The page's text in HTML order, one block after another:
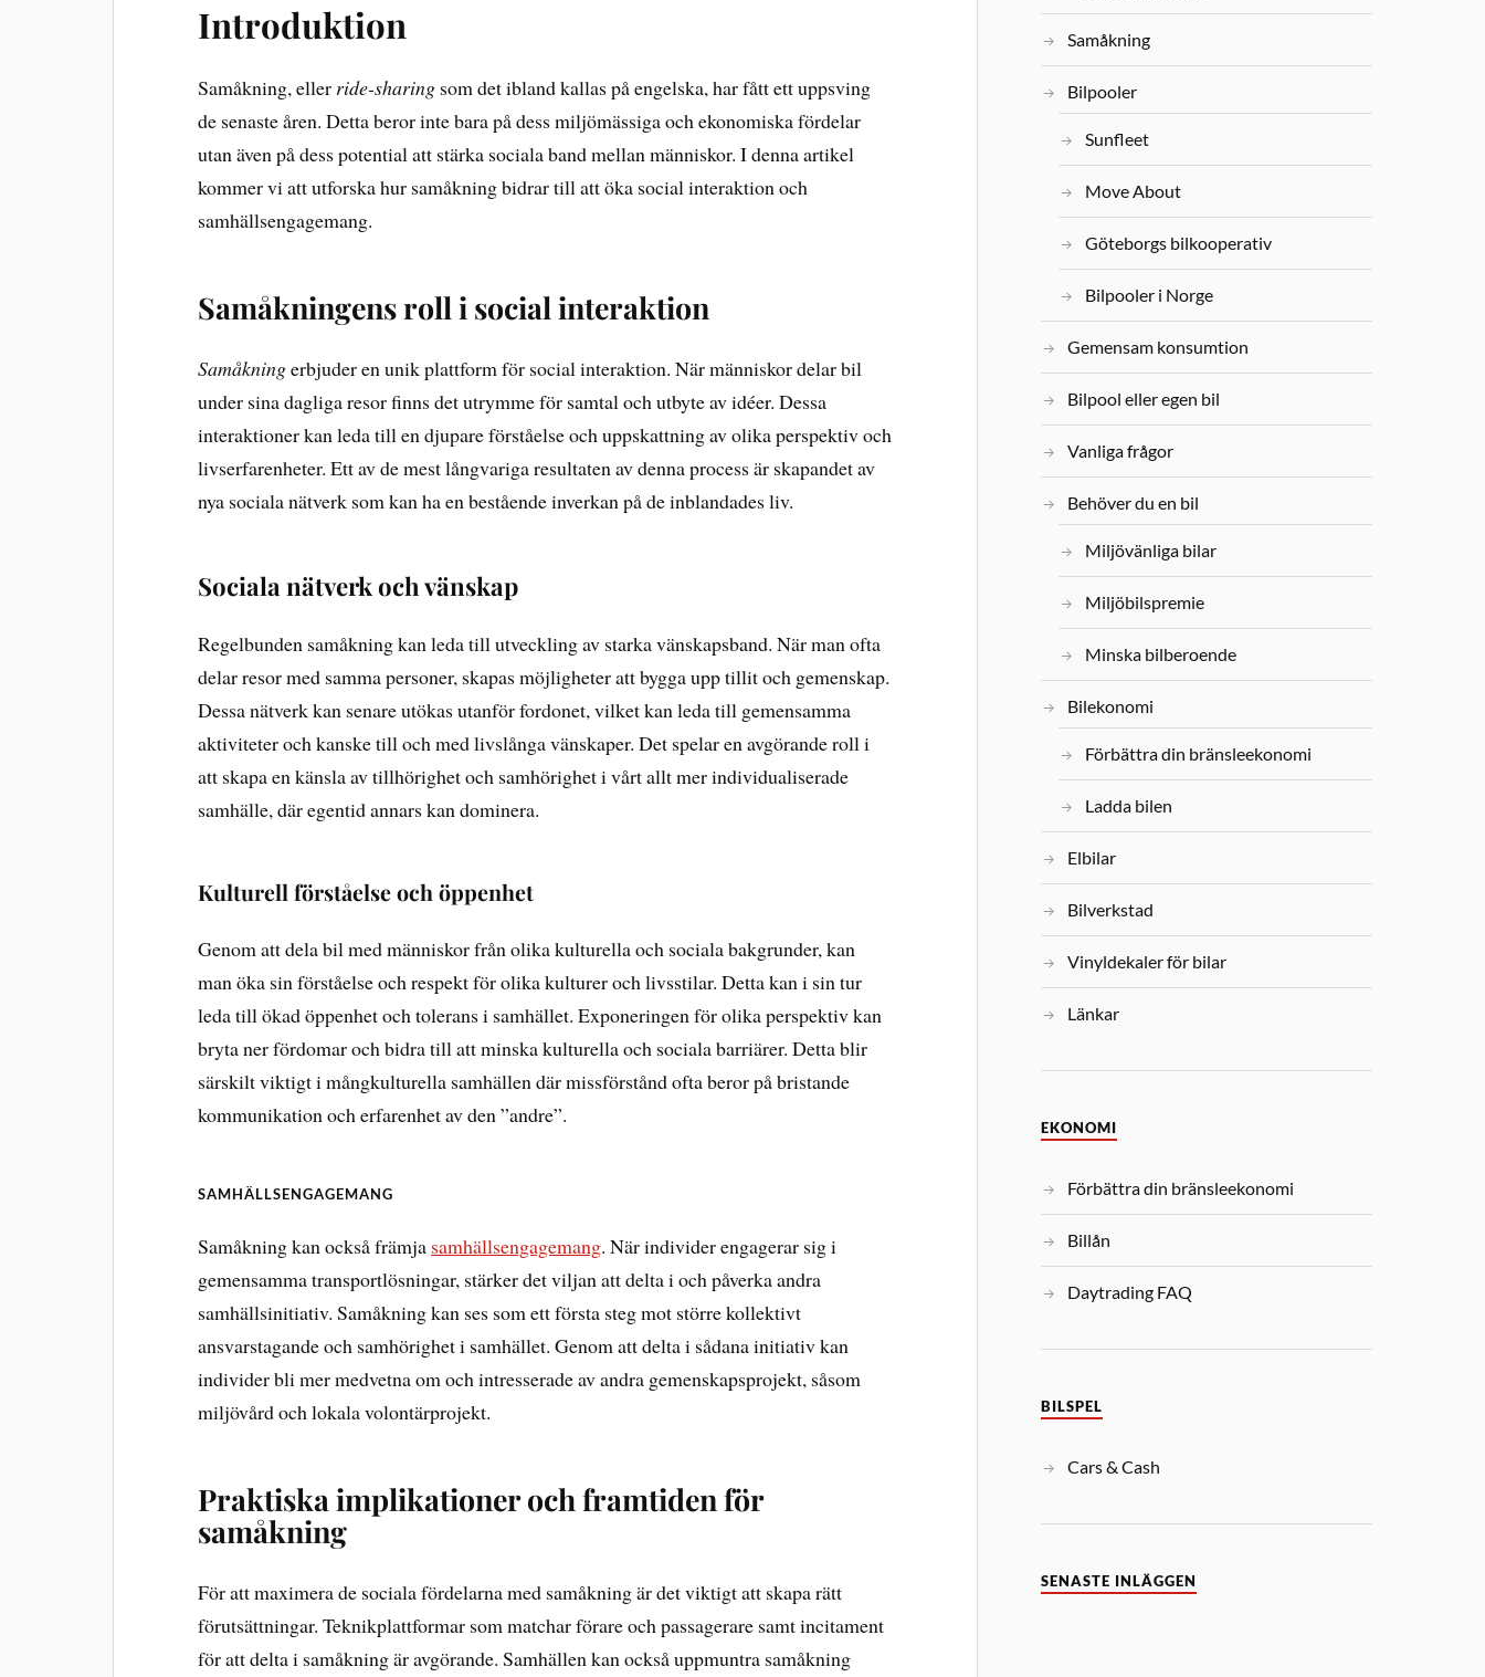
Introduktion
Samåkning, eller ride-sharing som det ibland kallas på engelska, har fått ett uppsving
de senaste åren. Detta beror inte bara på dess miljömässiga och ekonomiska fördelar
utan även på dess potential att stärka sociala band mellan människor. I denna artikel
kommer vi att utforska hur samåkning bidrar till att öka social interaktion och
samhällsengagemang.
Samåkningens roll i social interaktion
Samåkningerbjuder en unik plattform för social interaktion. När människor delar bil
under sina dagliga resor finns det utrymme för samtal och utbyte av idéer. Dessa
interaktioner kan leda till en djupare förståelse och uppskattning av olika perspektiv och
livserfarenheter. Ett av de mest långvariga resultaten av denna process är skapandet av
nya sociala nätverk som kan ha en bestående inverkan på de inblandades liv.
Sociala nätverk och vänskap
Regelbunden samåkning kan leda till utveckling av starka vänskapsband. När man ofta
delar resor med samma personer, skapas möjligheter att bygga upp tillit och gemenskap.
Dessa nätverk kan senare utökas utanför fordonet, vilket kan leda till gemensamma
aktiviteter och kanske till och med livslånga vänskaper. Det spelar en avgörande roll i
att skapa en känsla av tillhörighet och samhörighet i vårt allt mer individualiserade
samhälle, där egentid annars kan dominera.
Kulturell förståelse och öppenhet
Genom att dela bil med människor från olika kulturella och sociala bakgrunder, kan
man öka sin förståelse och respekt för olika kulturer och livsstilar. Detta kan i sin tur
leda till ökad öppenhet och tolerans i samhället. Exponeringen för olika perspektiv kan
bryta ner fördomar och bidra till att minska kulturella och sociala barriärer. Detta blir
särskilt viktigt i mångkulturella samhällen där missförstånd ofta beror på bristande
kommunikation och erfarenhet av den ”andre”.
SAMHÄLLSENGAGEMANG
Samåkning kan också främja samhällsengagemang. När individer engagerar sig i
gemensamma transportlösningar, stärker det viljan att delta i och påverka andra
samhällsinitiativ. Samåkning kan ses som ett första steg mot större kollektivt
ansvarstagande och samhörighet i samhället. Genom att delta i sådana initiativ kan
individer bli mer medvetna om och intresserade av andra gemenskapsprojekt, såsom
miljövård och lokala volontärprojekt.
Praktiska implikationer och framtiden för
samåkning
För att maximera de sociala fördelarna med samåkning är det viktigt att skapa rätt
förutsättningar. Teknikplattformar som matchar förare och passagerare samt incitament
för att delta i samåkning är avgörande. Samhällen kan också uppmuntra samåkning
Samåkning
Bilpooler
Sunfleet
Move About
Göteborgs bilkooperativ
Bilpooler i Norge
Gemensam konsumtion
Bilpool eller egen bil
Vanliga frågor
Behöver du en bil
Miljövänliga bilar
Miljöbilspremie
Minska bilberoende
Bilekonomi
Förbättra din bränsleekonomi
Ladda bilen
Elbilar
Bilverkstad
Vinyldekaler för bilar
Länkar
EKONOMI
Förbättra din bränsleekonomi
Billån
Daytrading FAQ
BILSPEL
Cars & Cash
SENASTE INLÄGGEN